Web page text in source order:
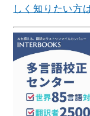
しく知りたい方